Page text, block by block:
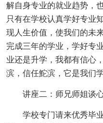
解自身专业的就业趋势，
只有在学校认真学好专业
现人生价值，使我们的未
完成三年的学业，学好专
业还是升学，我都有信心
滨，信任鮀滨，它是我们
讲座二：师兄师姐谈
学校专门请来优秀毕